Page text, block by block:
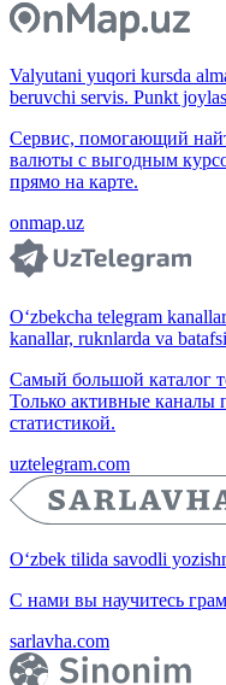
Valyutani yuqori kursda
beruvchi servis. Punkt
Сервис, помогающий
валюты с выгодным
прямо на карте.
onmap.uz
O‘zbekcha telegram
kanallar, ruknlarda va
Самый большой каталог
Только активные каналы
статистикой.
uztelegram.com
O‘zbek tilida savodli
С нами вы научитесь
sarlavha.com